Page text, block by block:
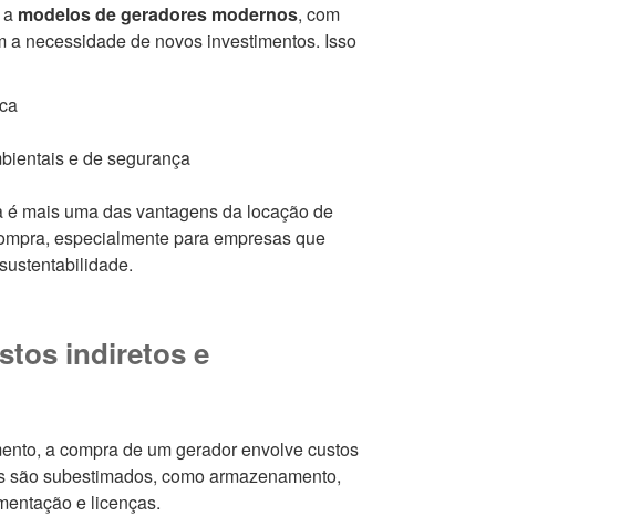
modelos de geradores modernos, com
a necessidade de novos investimentos. Isso
e de segurança
mais uma das vantagens da locação de
especialmente para empresas que
indiretos e
a compra de um gerador envolve custos
são subestimados, como armazenamento,
e licenças.